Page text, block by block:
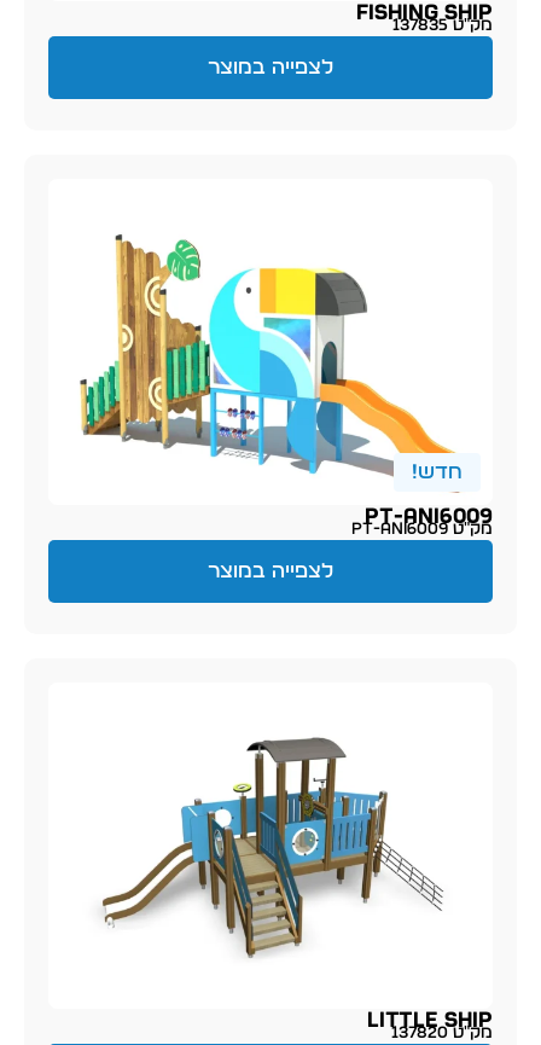
Fishing Ship
מק״ט 137835
לצפייה במוצר
חדש!
PT-ani6009
מק״ט PT-ani6009
לצפייה במוצר
Little Ship
מק״ט 137820